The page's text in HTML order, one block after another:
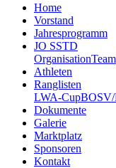
Home
Vorstand
Jahresprogramm
JO SSTD
Organisation
Athleten
Ranglisten
LWA-Cup
Dokumente
Galerie
Marktplatz
Sponsoren
Kontakt